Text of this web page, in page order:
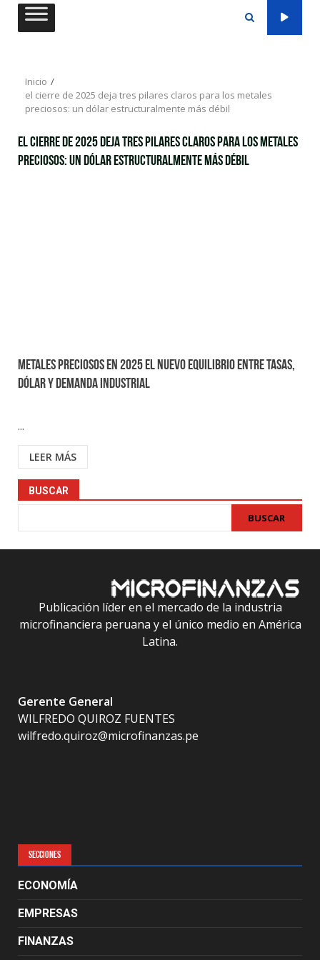
Saltar
Inicio
el cierre de 2025 deja tres pilares claros para los metales
preciosos: un dólar estructuralmente más débil
el cierre de 2025 deja tres pilares claros para los metales
preciosos: un dólar estructuralmente más débil
Metales preciosos en 2025 el nuevo equilibrio entre tasas,
dólar y demanda industrial
...
LEER MÁS
BUSCAR
BUSCAR
Publicación líder en el mercado de la industria
microfinanciera peruana y el único medio en América
Latina.
Gerente General
WILFREDO QUIROZ FUENTES
wilfredo.quiroz@microfinanzas.pe
SECCIONES
ECONOMÍA
EMPRESAS
FINANZAS